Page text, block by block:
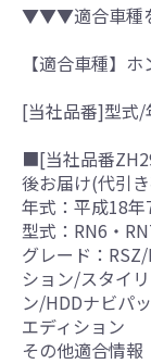
▼▼▼適合車種
【適合車種】
[当社品番]型式/
■[当社品番
後お届け(代引
年式：平成18
型式：RN6・
グレード：
ション/スタイ
ン/HDDナビパ
エディション
その他適合情報